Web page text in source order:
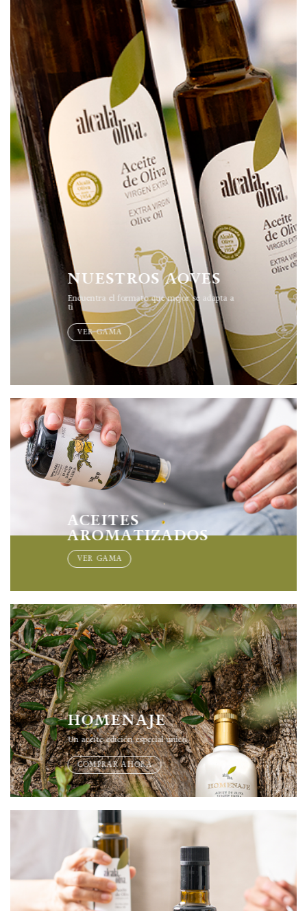
NUESTROS AOVES
Encuentra el formato que mejor se adapta a
ti
VER GAMA
ACEITES
AROMATIZADOS
VER GAMA
HOMENAJE
Un aceite edición especial único
COMPRAR AHORA